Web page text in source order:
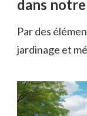
dans
Par des
jardinage et